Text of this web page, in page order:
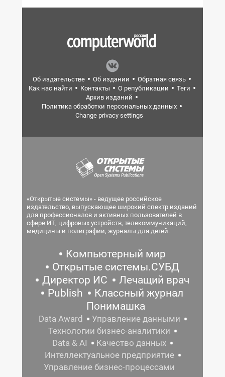
Об издательстве Об издании
Обратная связь
Как нас найти
Контакты О републикации
Теги
Архив изданий
Политика обработки персональных данных
Change privacy settings
«Открытые системы» - ведущее российское
издательство, выпускающее широкий спектр изданий
для профессионалов и активных пользователей в
сфере ИТ, цифровых устройств, телекоммуникаций,
медицины и полиграфии, журналы для детей.
Компьютерный мир
Открытые системы.СУБД
Директор ИС
Лечащий врач
Publish
Классный журнал
Понимашка
Data Award
Управление данными
Технологии бизнес-аналитики
Data & AI
Качество данных
Интеллектуальное предприятие
Управление бизнес-процессами